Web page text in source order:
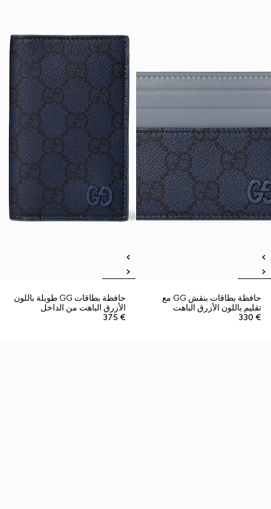
حافظة بطاقات بنقش GG مع
تقليم باللون الأزرق الباهت
€ 330
حافظة بطاقات GG طويلة باللون
الأزرق الباهت من الداخل
€ 375